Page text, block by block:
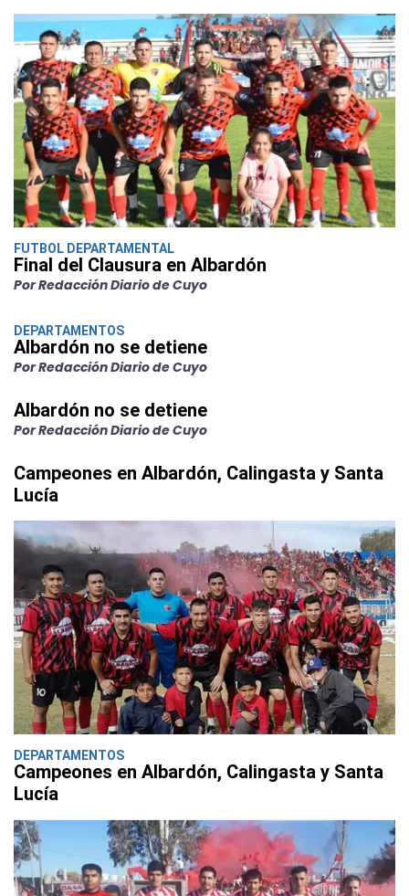
FUTBOL DEPARTAMENTAL
Final del Clausura en Albardón
Por Redacción Diario de Cuyo
DEPARTAMENTOS
Albardón no se detiene
Por Redacción Diario de Cuyo
Albardón no se detiene
Por Redacción Diario de Cuyo
Campeones en Albardón, Calingasta y Santa
Lucía
DEPARTAMENTOS
Campeones en Albardón, Calingasta y Santa
Lucía